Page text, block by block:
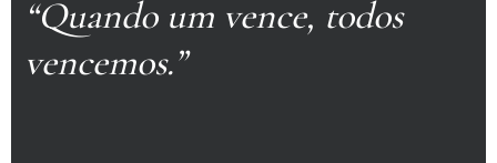
“Quando um vence, todos
vencemos.”